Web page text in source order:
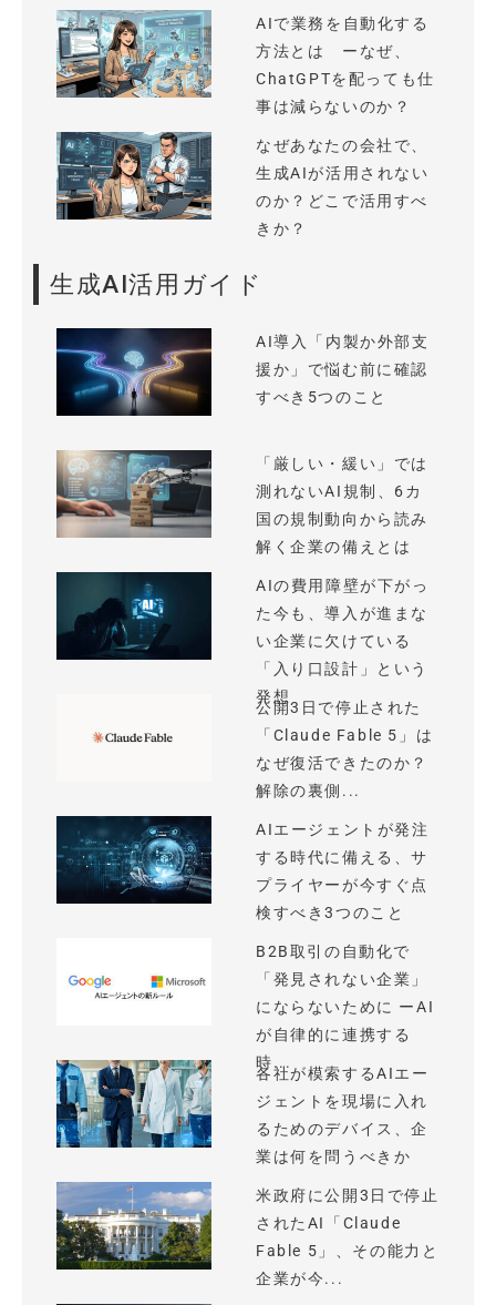
AIで業務を自動化する
方法とは ーなぜ、
ChatGPTを配っても仕
事は減らないのか？
なぜあなたの会社で、
生成AIが活用されない
のか？どこで活用すべ
きか？
生成AI活用ガイド
AI導入「内製か外部支
援か」で悩む前に確認
すべき5つのこと
「厳しい・緩い」では
測れないAI規制、6カ
国の規制動向から読み
解く企業の備えとは
AIの費用障壁が下がっ
た今も、導入が進まな
い企業に欠けている
「入り口設計」という
発想
公開3日で停止された
「Claude Fable 5」は
なぜ復活できたのか？
解除の裏側...
AIエージェントが発注
する時代に備える、サ
プライヤーが今すぐ点
検すべき3つのこと
B2B取引の自動化で
「発見されない企業」
にならないために ーAI
が自律的に連携する
時...
各社が模索するAIエー
ジェントを現場に入れ
るためのデバイス、企
業は何を問うべきか
米政府に公開3日で停止
されたAI「Claude
Fable 5」、その能力と
企業が今...